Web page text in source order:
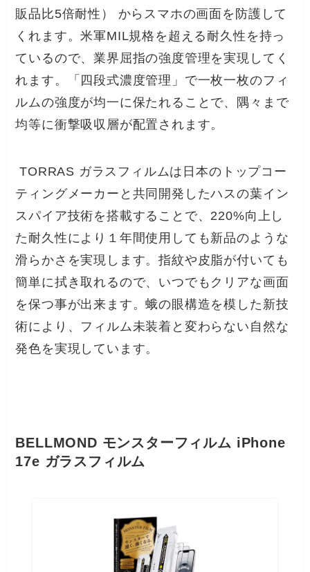
販品比5倍耐性） からスマホの画面を防護して
くれます。米軍MIL規格を超える耐久性を持っ
ているので、業界屈指の強度管理を実現してく
れます。「四段式濃度管理」で一枚一枚のフィ
ルムの強度が均一に保たれることで、隅々まで
均等に衝撃吸収層が配置されます。
TORRAS ガラスフィルムは日本のトップコー
ティングメーカーと共同開発したハスの葉イン
スパイア技術を搭載することで、220%向上し
た耐久性により１年間使用しても新品のような
滑らかさを実現します。指紋や皮脂が付いても
簡単に拭き取れるので、いつでもクリアな画面
を保つ事が出来ます。蛾の眼構造を模した新技
術により、フィルム未装着と変わらない自然な
発色を実現しています。
BELLMOND モンスターフィルム iPhone
17e ガラスフィルム